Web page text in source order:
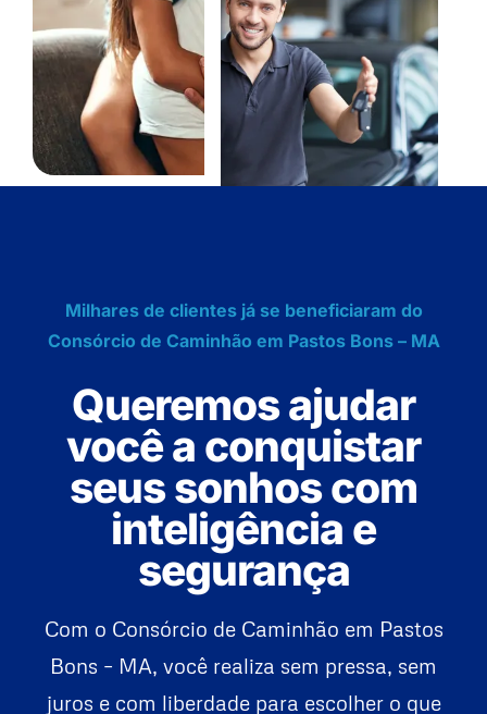
Milhares de clientes já se beneficiaram do
Consórcio de Caminhão em Pastos Bons – MA
Queremos ajudar
você a conquistar
seus sonhos com
inteligência e
segurança
Com o Consórcio de Caminhão em Pastos
Bons – MA, você realiza sem pressa, sem
juros e com liberdade para escolher o que